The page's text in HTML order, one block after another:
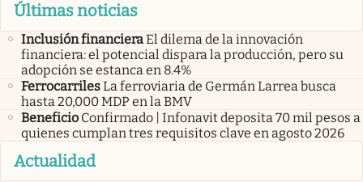
Últimas noticias
Inclusión financieraEl dilema de la innovación
financiera: el potencial dispara la producción, pero su
adopción se estanca en 8.4%
FerrocarrilesLa ferroviaria de Germán Larrea busca
hasta 20,000 MDP en la BMV
Beneficio Confirmado | Infonavit deposita 70 mil pesos a
quienes cumplan tres requisitos clave en agosto 2026
Actualidad